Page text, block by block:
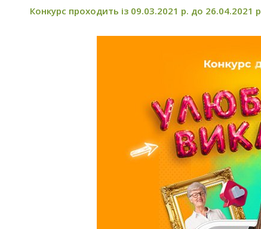
Конкурс проходить із 09.03.2021 р. до 26.04.2021 р